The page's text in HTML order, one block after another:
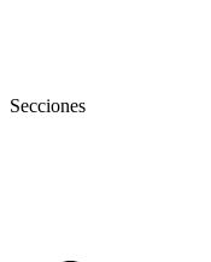
Secciones